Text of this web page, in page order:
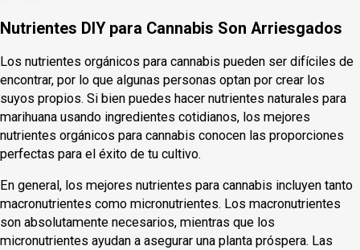
Nutrientes DIY para Cannabis Son Arriesgados
Los nutrientes orgánicos para cannabis pueden ser difíciles de
encontrar, por lo que algunas personas optan por crear los
suyos propios. Si bien puedes hacer nutrientes naturales para
marihuana usando ingredientes cotidianos, los mejores
nutrientes orgánicos para cannabis conocen las proporciones
perfectas para el éxito de tu cultivo.
En general, los mejores nutrientes para cannabis incluyen tanto
macronutrientes como micronutrientes. Los macronutrientes
son absolutamente necesarios, mientras que los
micronutrientes ayudan a asegurar una planta próspera. Las